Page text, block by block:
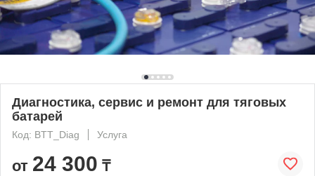
Диагностика, сервис и ремонт для тяговых
батарей
Код: BTT_Diag Услуга
от 24 300 ₸